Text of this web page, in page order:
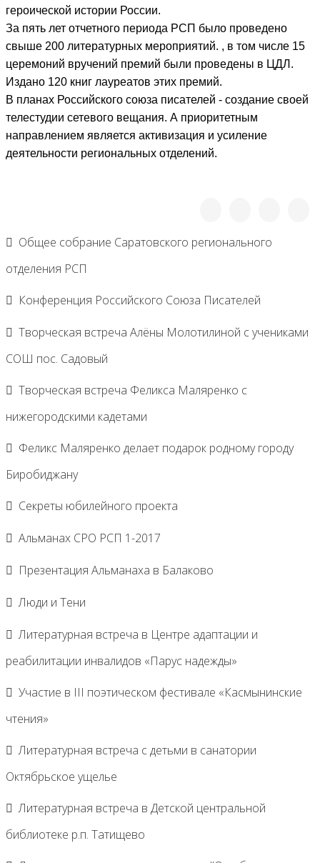
героической истории России.
За пять лет отчетного периода РСП было проведено
свыше 200 литературных мероприятий. , в том числе 15
церемоний вручений премий были проведены в ЦДЛ.
Издано 120 книг лауреатов этих премий.
В планах Российского союза писателей - создание своей
телестудии сетевого вещания. А приоритетным
направлением является активизация и усиление
деятельности региональных отделений.
Общее собрание Саратовского регионального
отделения РСП
Конференция Российского Союза Писателей
Творческая встреча Алёны Молотилиной с учениками
СОШ пос. Садовый
Творческая встреча Феликса Маляренко с
нижегородскими кадетами
Феликс Маляренко делает подарок родному городу
Биробиджану
Секреты юбилейного проекта
Альманах СРО РСП 1-2017
Презентация Альманаха в Балаково
Люди и Тени
Литературная встреча в Центре адаптации и
реабилитации инвалидов «Парус надежды»
Участие в III поэтическом фестивале «Касмынинские
чтения»
Литературная встреча с детьми в санатории
Октябрьское ущелье
Литературная встреча в Детской центральной
библиотеке р.п. Татищево